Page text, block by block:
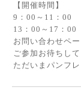
【開催時間】
9：00～11：00
13：00～17：00
お問い合わせペ
ご参加お待ちして
ただいまパンフ